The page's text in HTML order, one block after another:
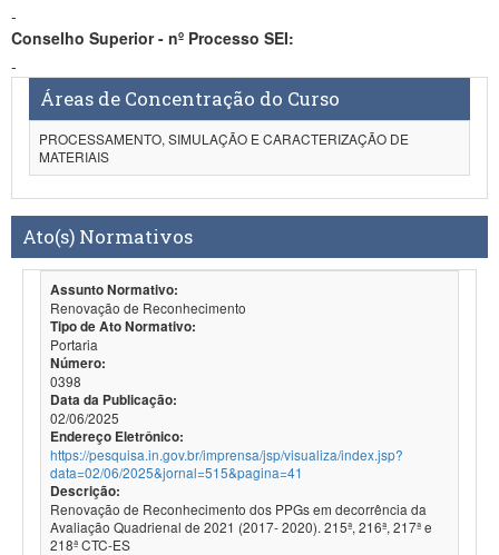
-
Conselho Superior - nº Processo SEI:
-
Áreas de Concentração do Curso
PROCESSAMENTO, SIMULAÇÃO E CARACTERIZAÇÃO DE
MATERIAIS
Ato(s) Normativos
Assunto Normativo:
Renovação de Reconhecimento
Tipo de Ato Normativo:
Portaria
Número:
0398
Data da Publicação:
02/06/2025
Endereço Eletrônico:
https://pesquisa.in.gov.br/imprensa/jsp/visualiza/index.jsp?
data=02/06/2025&jornal=515&pagina=41
Descrição:
Renovação de Reconhecimento dos PPGs em decorrência da
Avaliação Quadrienal de 2021 (2017- 2020). 215ª, 216ª, 217ª e
218ª CTC-ES